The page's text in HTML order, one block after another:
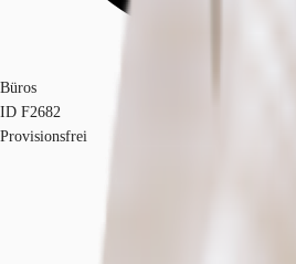
Büros
ID F2682
Provisionsfrei